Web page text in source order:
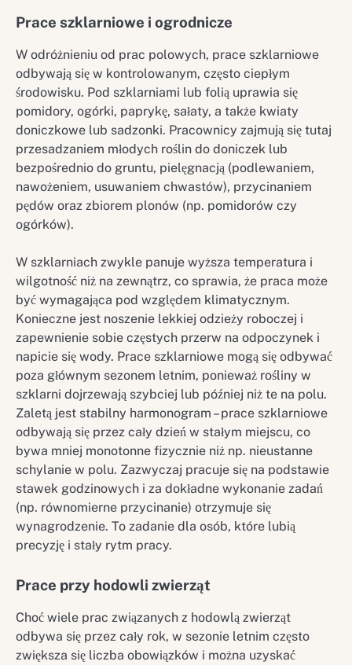
Prace szklarniowe i ogrodnicze
W odróżnieniu od prac polowych, prace szklarniowe
odbywają się w kontrolowanym, często ciepłym
środowisku. Pod szklarniami lub folią uprawia się
pomidory, ogórki, paprykę, sałaty, a także kwiaty
doniczkowe lub sadzonki. Pracownicy zajmują się tutaj
przesadzaniem młodych roślin do doniczek lub
bezpośrednio do gruntu, pielęgnacją (podlewaniem,
nawożeniem, usuwaniem chwastów), przycinaniem
pędów oraz zbiorem plonów (np. pomidorów czy
ogórków).
W szklarniach zwykle panuje wyższa temperatura i
wilgotność niż na zewnątrz, co sprawia, że praca może
być wymagająca pod względem klimatycznym.
Konieczne jest noszenie lekkiej odzieży roboczej i
zapewnienie sobie częstych przerw na odpoczynek i
napicie się wody. Prace szklarniowe mogą się odbywać
poza głównym sezonem letnim, ponieważ rośliny w
szklarni dojrzewają szybciej lub później niż te na polu.
Zaletą jest stabilny harmonogram – prace szklarniowe
odbywają się przez cały dzień w stałym miejscu, co
bywa mniej monotonne fizycznie niż np. nieustanne
schylanie w polu. Zazwyczaj pracuje się na podstawie
stawek godzinowych i za dokładne wykonanie zadań
(np. równomierne przycinanie) otrzymuje się
wynagrodzenie. To zadanie dla osób, które lubią
precyzję i stały rytm pracy.
Prace przy hodowli zwierząt
Choć wiele prac związanych z hodowlą zwierząt
odbywa się przez cały rok, w sezonie letnim często
zwiększa się liczba obowiązków i można uzyskać